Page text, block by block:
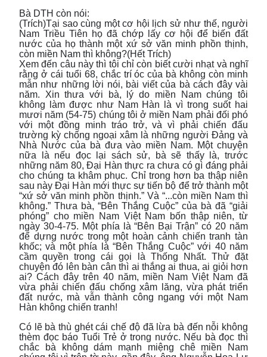
Bà DTH còn nói:
(Trích)Tại sao cùng một cơ hội lịch sử như thế, người
Nam Triều Tiên họ đã chớp lấy cơ hội để biến đất
nước của họ thành một xứ sở văn minh phồn thịnh,
còn miền Nam thì không?(Hết Trích)
Xem đến câu này thì tôi chỉ còn biết cười nhạt và nghĩ
rằng ở cái tuổi 68, chắc trí óc của bà không còn minh
mẫn như những lời nói, bài viết của bà cách đây vài
năm. Xin thưa với bà, lý do miền Nam chúng tôi
không làm được như Nam Hàn là vì trong suốt hai
mươi năm (54-75) chúng tôi ở miền Nam phải đối phó
với một đồng minh tráo trở, và vì phải chiến đấu
trường kỳ chống ngoại xâm là những người Đảng và
Nhà Nước của bà đưa vào miền Nam. Một chuyện
nữa là nếu đọc lại sách sử, bà sẽ thấy là, trước
những năm 80, Đại Hàn thực ra chưa có gì đáng phải
cho chúng ta khâm phục. Chỉ trong hơn ba thập niên
sau này Đại Hàn mới thực sự tiến bộ để trở thành một
“xứ sở văn minh phồn thịnh.” Và “...còn miền Nam thì
không.” Thưa bà, “Bên Thắng Cuộc” của bà đã “giải
phóng” cho miền Nam Việt Nam bốn thập niên, từ
ngày 30-4-75. Một phía là “Bên Bại Trận” có 20 năm
để dựng nước trong một hoàn cảnh chiến tranh tàn
khốc; và một phía là “Bên Thắng Cuộc” với 40 năm
cầm quyền trong cái gọi là Thống Nhất. Thử đặt
chuyện đó lên bàn cân thì ai thắng ai thua, ai giỏi hơn
ai? Cách đây trên 40 năm, miền Nam Việt Nam đã
vừa phải chiến đấu chống xâm lăng, vừa phát triển
đất nước, mà vẫn thành công ngang với một Nam
Hàn không chiến tranh!
Có lẽ bà thù ghét cái chế độ đã lừa bà đến nỗi không
thèm đọc báo Tuổi Trẻ ở trong nước. Nếu bà đọc thì
chắc bà không dám mạnh miệng chê miền Nam